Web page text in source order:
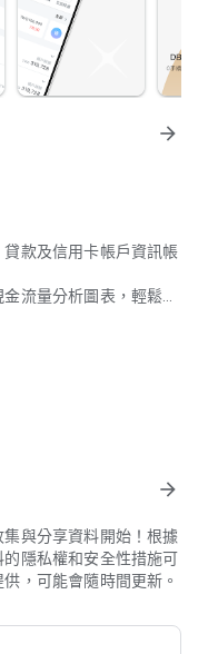
arrow_forward
款及信用卡帳戶資訊帳
流量分析圖表，輕鬆掌
「跨國外幣匯款」
您理財無時差。
arrow_forward
與分享資料開始！根據
隱私權和安全性措施可
，可能會隨時間更新。